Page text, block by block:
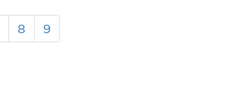
8 9